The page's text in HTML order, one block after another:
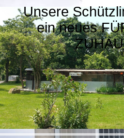
Unsere
ein neues